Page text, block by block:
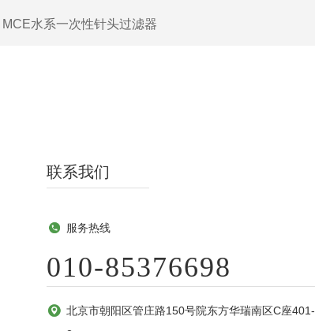
MCE水系一次性针头过滤器
联系我们
服务热线
010-85376698
北京市朝阳区管庄路150号院东方华瑞南区C座401-